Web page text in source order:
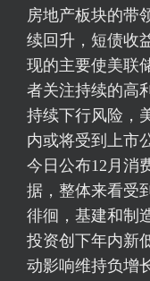
房地产板块的带
续回升，短债收
现的主要使美联
者关注持续的高
持续下行风险，
内或将受到上市
今日公布12月消
据，整体来看受
徘徊，基建和制
投资创下年内新
动影响维持负增